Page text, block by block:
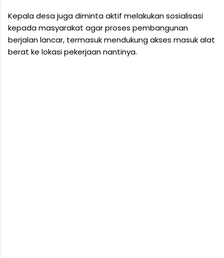
Kepala desa juga diminta aktif melakukan sosialisasi
kepada masyarakat agar proses pembangunan
berjalan lancar, termasuk mendukung akses masuk alat
berat ke lokasi pekerjaan nantinya.